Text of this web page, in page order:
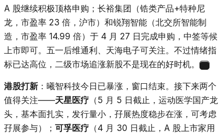
A 股继续积极顶格申购；长裕集团（锆类产品+特种尼
龙，市盈率 23 倍，沪市）和锐翔智能（北交所智能制
造，市盈率 14.99 倍）于 4 月 27 日完成申购，中签等候
上市即可。五一后维通利、天海电子可关注。不过情绪指
标已达高位，二级市场追涨新股不是现在的好时机。
港股打新 ：曦智科技今日已暴涨，窗口结束。接下来两个
值得关注——天星医疗 （5 月 5 日截止，运动医学国产龙
头，基本面扎实，发行量小，孖展热度稳步在涨，可考虑
孖展参与）； 可孚医疗 （4 月 30 日截止，A 股上市家用